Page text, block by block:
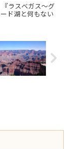
ラスベガス～グ
ド湖と何もない